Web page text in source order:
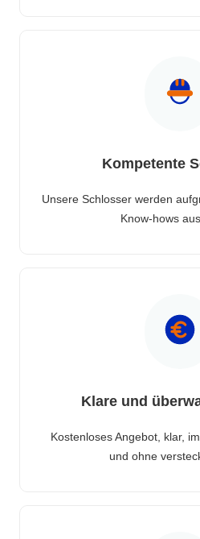
Kompetente
Unsere Schlosser werden
Know-hows
Klare und
Kostenloses Angebot, klar,
und ohne